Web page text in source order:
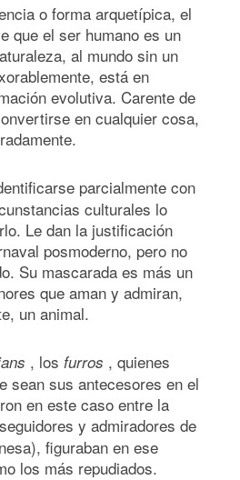
o forma arquetípica, el
que el ser humano es un
al mundo sin un
está en
evolutiva. Carente de
en cualquier cosa,
parcialmente con
culturales lo
Le dan la justificación
posmoderno, pero no
Su mascarada es más un
que aman y admiran,
un animal.
, los furros , quienes
sean sus antecesores en el
en este caso entre la
y admiradores de
figuraban en ese
los más repudiados.